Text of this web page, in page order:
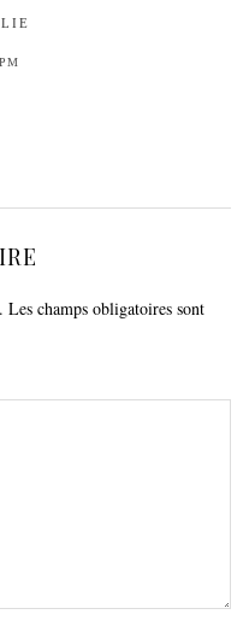
Les champs obligatoires sont